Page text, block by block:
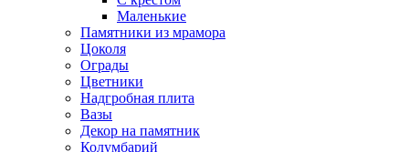
Маленькие
Памятники из мрамора
Цоколя
Ограды
Цветники
Надгробная плита
Вазы
Декор на памятник
Колумбарий